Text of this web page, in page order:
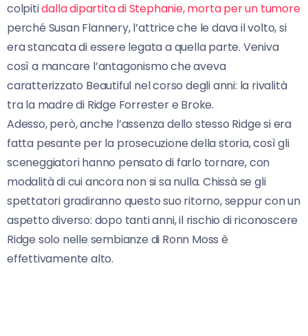
colpitidalla dipartita di Stephanie, morta per un tumore
perché Susan Flannery, l’attrice che le dava il volto, si
era stancata di essere legata a quella parte. Veniva
così a mancare l’antagonismo che aveva
caratterizzato Beautiful nel corso degli anni: la rivalità
tra la madre di Ridge Forrester e Broke.
Adesso, però, anche l’assenza dello stesso Ridge si era
fatta pesante per la prosecuzione della storia, così gli
sceneggiatori hanno pensato di farlo tornare, con
modalità di cui ancora non si sa nulla. Chissà se gli
spettatori gradiranno questo suo ritorno, seppur con un
aspetto diverso: dopo tanti anni, il rischio di riconoscere
Ridge solo nelle sembianze di Ronn Moss è
effettivamente alto.